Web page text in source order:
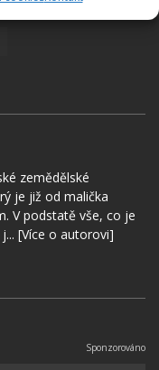
zemědělské
je již od malička
V podstatě vše, co je
[Více o autorovi]